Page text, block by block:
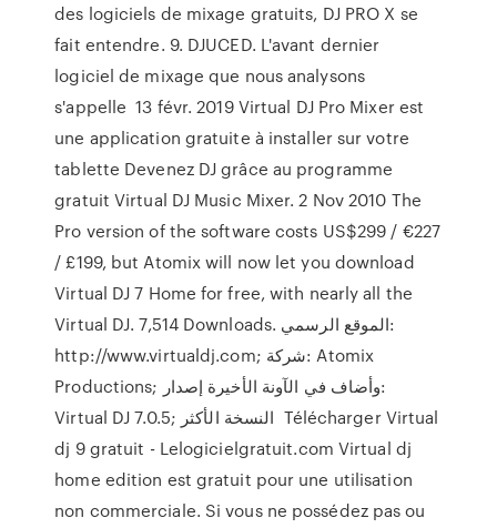
des logiciels de mixage gratuits, DJ PRO X se
fait entendre. 9. DJUCED. L'avant dernier
logiciel de mixage que nous analysons
s'appelle 13 févr. 2019 Virtual DJ Pro Mixer est
une application gratuite à installer sur votre
tablette Devenez DJ grâce au programme
gratuit Virtual DJ Music Mixer. 2 Nov 2010 The
Pro version of the software costs US$299 / €227
/ £199, but Atomix will now let you download
Virtual DJ 7 Home for free, with nearly all the
Virtual DJ. 7,514 Downloads. الموقع الرسمي:
http://www.virtualdj.com; شركة: Atomix
Productions; وأضاف في الآونة الأخيرة إصدار:
Virtual DJ 7.0.5; النسخة الأكثر Télécharger Virtual
dj 9 gratuit - Lelogicielgratuit.com Virtual dj
home edition est gratuit pour une utilisation
non commerciale. Si vous ne possédez pas ou